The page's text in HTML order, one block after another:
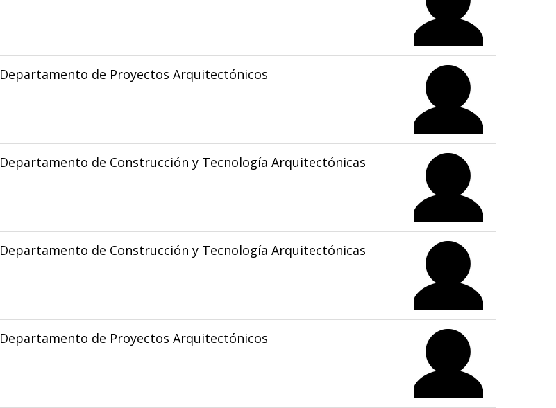
Departamento de Proyectos Arquitectónicos
Departamento de Construcción y Tecnología Arquitectónicas
Departamento de Construcción y Tecnología Arquitectónicas
Departamento de Proyectos Arquitectónicos